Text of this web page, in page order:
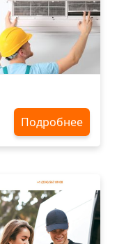
Подробнее